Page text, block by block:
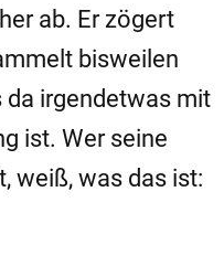
ab. Er zögert
bisweilen
da irgendetwas mit
ist. Wer seine
weiß, was das ist: